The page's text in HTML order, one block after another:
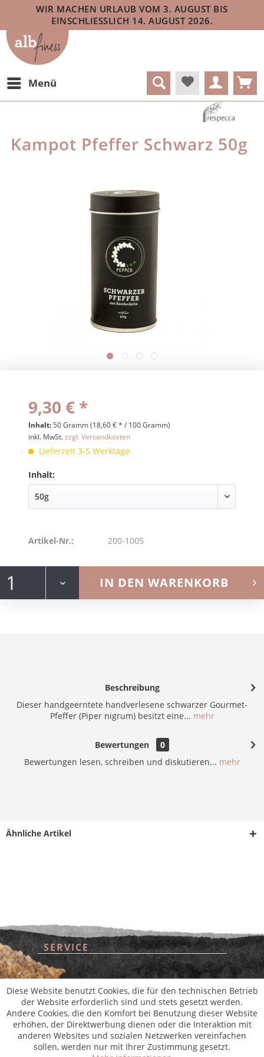
WIR MACHEN URLAUB VOM 3. AUGUST BIS
EINSCHLIESSLICH 14. AUGUST 2026.
Menü
Kampot Pfeffer Schwarz 50g
9,30 € *
Inhalt:50 Gramm (18,60 € * / 100 Gramm)
inkl. MwSt.zzgl. Versandkosten
Lieferzeit 3-5 Werktage
Inhalt:
IN DEN WARENKORB
Artikel-Nr.: 200-1005
Beschreibung
Dieser handgeerntete handverlesene schwarzer Gourmet-
Pfeffer (Piper nigrum) besitzt eine... mehr
Bewertungen
0
Bewertungen lesen, schreiben und diskutieren... mehr
Ähnliche Artikel
SERVICE
SHOP SERVICE
INFORMATIONEN
NEWSLETTER
* Alle Preise inkl. gesetzl. Mehrwertsteuer zzgl.Versandkostenund ggf.
Nachnahmegebühren, wenn nicht anders beschrieben
aus der digitalenwollwinderei
Diese Website benutzt Cookies, die für den technischen Betrieb
der Website erforderlich sind und stets gesetzt werden.
Andere Cookies, die den Komfort bei Benutzung dieser Website
erhöhen, der Direktwerbung dienen oder die Interaktion mit
anderen Websites und sozialen Netzwerken vereinfachen
sollen, werden nur mit Ihrer Zustimmung gesetzt.